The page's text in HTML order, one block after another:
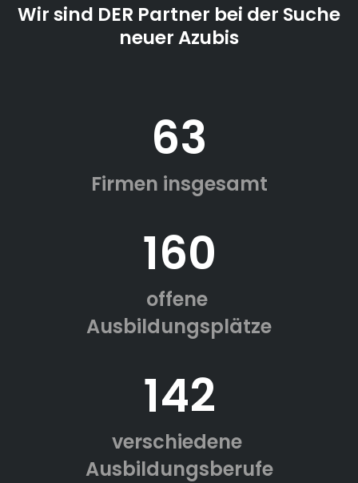
Wir sind DER Partner bei der Suche
neuer Azubis
63
Firmen insgesamt
160
offene
Ausbildungsplätze
142
verschiedene
Ausbildungsberufe